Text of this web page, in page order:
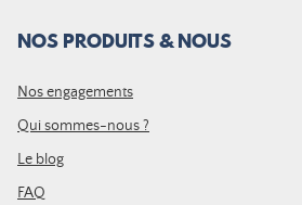
NOS PRODUITS & NOUS
Nos engagements
Qui sommes-nous ?
Le blog
FAQ